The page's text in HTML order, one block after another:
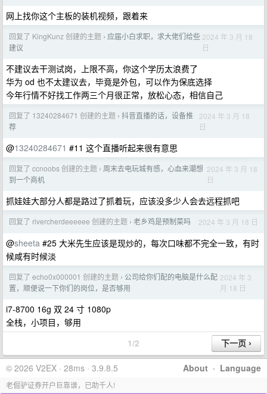
网上找你这个主板的装机视频，跟着来
回复了 KingKunz 创建的主题 › 应届小白求职，求大佬们给些
建议
2024 年 3 月 18
日
不建议去干测试岗，上限不高，你这个学历太浪费了
华为 od 也不太建议去，毕竟是外包，可以作为保底选择
今年行情不好找工作两三个月很正常，放松心态，相信自己
回复了 13240284671 创建的主题 › 抖音直播的话，设备推
荐
2024 年 3 月 18
日
@13240284671 #11 这个直播听起来很有意思
回复了 ccnoobs 创建的主题 › 周末去电玩城有感，心血来潮想
到一个商机
2024 年 3 月 18
日
抓娃娃大部分人都是路过了抓着玩，应该没多少人会去远程抓吧
回复了 rivercherdeeeeee 创建的主题 › 老乡鸡是预制菜吗 2024 年 3 月 18 日
@sheeta #25 大米先生应该是现炒的，每次口味都不完全一致，有时
候咸有时候淡
回复了 echo0x000001 创建的主题 › 公司给你们配的电脑是什么配
置，顺便说一下你们的岗位，是否够用
2024 年 3
月 18 日
i7-8700 16g 双 24 寸 1080p
全栈，小项目，够用
1/2
About · Language
© 2026 V2EX · 28ms · 3.9.8.5
老倔驴证券开户巨靠谱，已助千人!